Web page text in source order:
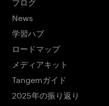
News
学習ハブ
ロードマップ
メディアキット
Tangemガイド
2025年の振り返り